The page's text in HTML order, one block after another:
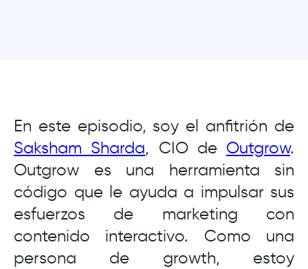
En este episodio, soy el anfitrión de
Saksham Sharda, CIO de Outgrow.
Outgrow es una herramienta sin
código que le ayuda a impulsar sus
esfuerzos de marketing con
contenido interactivo. Como una
persona de growth, estoy